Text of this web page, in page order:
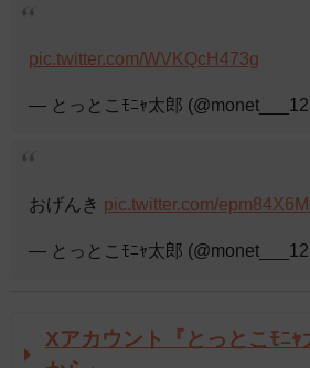
pic.twitter.com/WVKQcH473g
— とっとこﾓﾆｬ太郎
おげんき pic.twitter.com/
— とっとこﾓﾆｬ太郎
Xアカウント『とっとこﾓﾆｬ